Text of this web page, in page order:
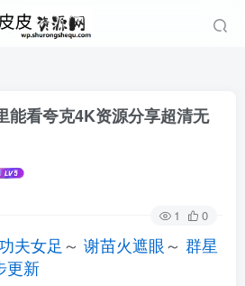
能看夸克4K资源分享超清无
1 0
夫女足 ～ 谢苗火遮眼～ 群星
更新